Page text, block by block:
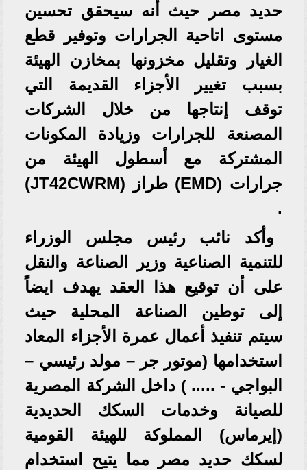
حديد مصر حيث أنه سيحقق تحسين
مستوى اتاحية الجرارات وتوفير قطع
الغيار وتقليل مخزونها بمخازن الهيئة
بسبب تغيير الأجزاء القديمة التي
توقف إنتاجها من خلال الشركات
المصنعة للجرارات وزيادة المكونات
المشتركة مع أسطول الهيئة من
جرارات (EMD) طراز (JT42CWRM)
.
وأكد نائب رئيس مجلس الوزراء
للتنمية الصناعية وزير الصناعة والنقل
على أن توقيع هذا العقد يهدف ايضاً
إلى توطين الصناعة المحلية حيث
سيتم تنفيذ أعمال عمرة الأجزاء المعاد
استخدامها (موتور جر – مولد رئيسي –
البواجي - ..... ) داخل الشركة المصرية
للصيانة وخدمات السكك الحديدية
(إيرماس) المملوكة للهيئة القومية
لسكك حديد مصر مما يتيح استخدام